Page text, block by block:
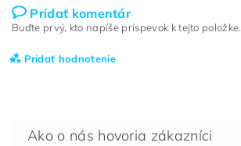
Pridať komentár
Buďte prvý, kto napíše príspevok k tejto položke.
Pridať hodnotenie